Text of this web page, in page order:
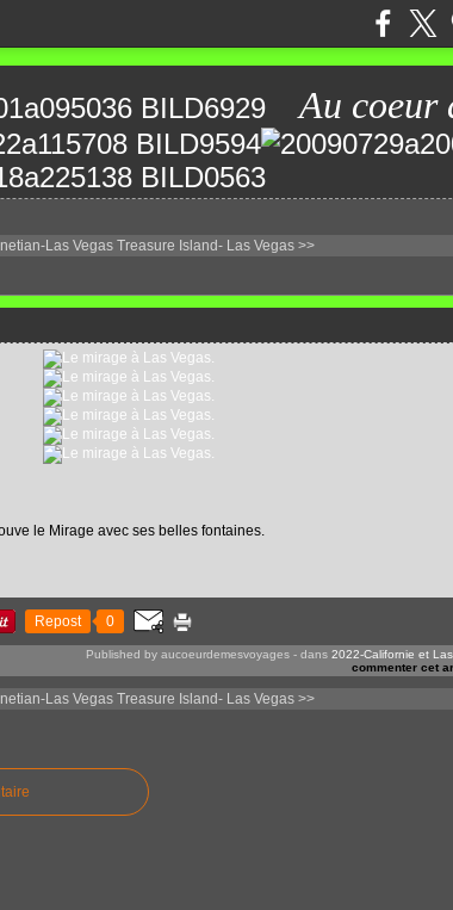
Au coeur
Las Vegas Treasure Island- Las Vegas >>
le Mirage avec ses belles fontaines.
Repost 0
Published by aucoeurdemesvoyages - dans 2022-Californie et Las
commenter cet
Las Vegas Treasure Island- Las Vegas >>